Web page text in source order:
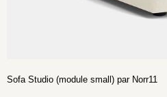
Sofa Studio (module small) par Norr11